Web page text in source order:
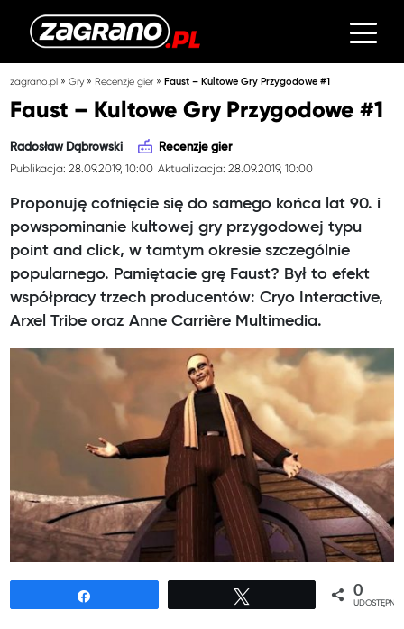
zagrano.pl »Gry» Recenzje gier »Faust – Kultowe Gry Przygodowe #1
Faust – Kultowe Gry Przygodowe #1
Radosław Dąbrowski Recenzje gier
Publikacja: 28.09.2019, 10:00 Aktualizacja: 28.09.2019, 10:00
Proponuję cofnięcie się do samego końca lat 90. i
powspominanie kultowej gry przygodowej typu
point and click, w tamtym okresie szczególnie
popularnego. Pamiętacie grę Faust? Był to efekt
współpracy trzech producentów: Cryo Interactive,
Arxel Tribe oraz Anne Carrière Multimedia.
0